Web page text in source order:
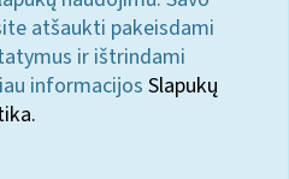
atšaukti pakeisdami
ir ištrindami
informacijos Slapukų